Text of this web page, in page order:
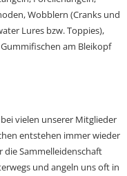
Wobblern (Cranks und
Lures bzw. Toppies),
am Bleikopf
vielen unserer Mitglieder
entstehen immer wieder
die Sammelleidenschaft
und angeln uns oft in